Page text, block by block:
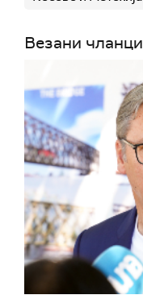
Везани чланци